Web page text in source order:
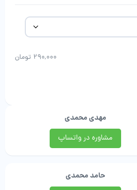
290,000 تومان
مهدی محمدی
مشاوره در واتساپ
حامد محمدی